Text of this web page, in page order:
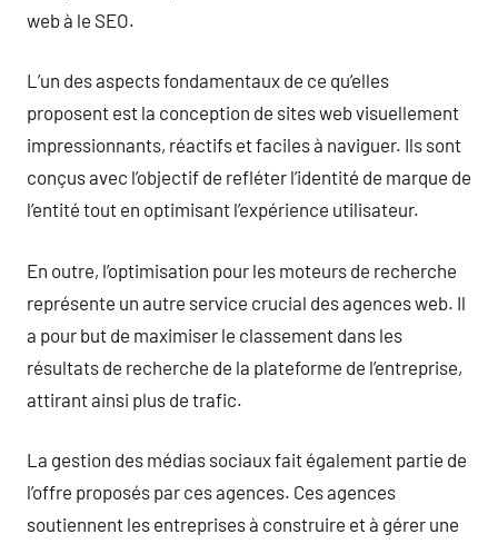
web à le SEO.
L’un des aspects fondamentaux de ce qu’elles
proposent est la conception de sites web visuellement
impressionnants, réactifs et faciles à naviguer. Ils sont
conçus avec l’objectif de refléter l’identité de marque de
l’entité tout en optimisant l’expérience utilisateur.
En outre, l’optimisation pour les moteurs de recherche
représente un autre service crucial des agences web. Il
a pour but de maximiser le classement dans les
résultats de recherche de la plateforme de l’entreprise,
attirant ainsi plus de trafic.
La gestion des médias sociaux fait également partie de
l’offre proposés par ces agences. Ces agences
soutiennent les entreprises à construire et à gérer une